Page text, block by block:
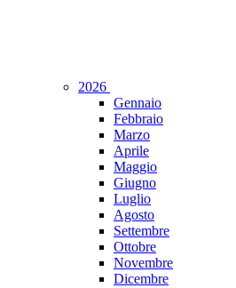
2026
Gennaio
Febbraio
Marzo
Aprile
Maggio
Giugno
Luglio
Agosto
Settembre
Ottobre
Novembre
Dicembre